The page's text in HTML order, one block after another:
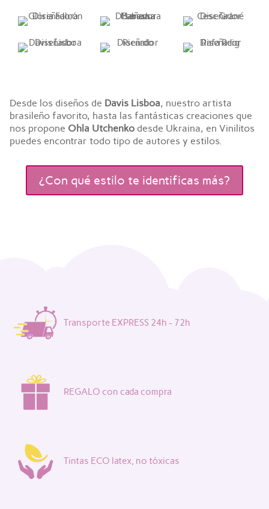
Desde los diseños de Davis Lisboa, nuestro artista
brasileño favorito, hasta las fantásticas creaciones que
nos propone Ohla Utchenkodesde Ukraina, en Vinilitos
puedes encontrar todo tipo de autores y estilos.
¿Con qué estilo te identificas más?
Transporte EXPRESS 24h - 72h
REGALO con cada compra
Tintas ECO latex, no tóxicas